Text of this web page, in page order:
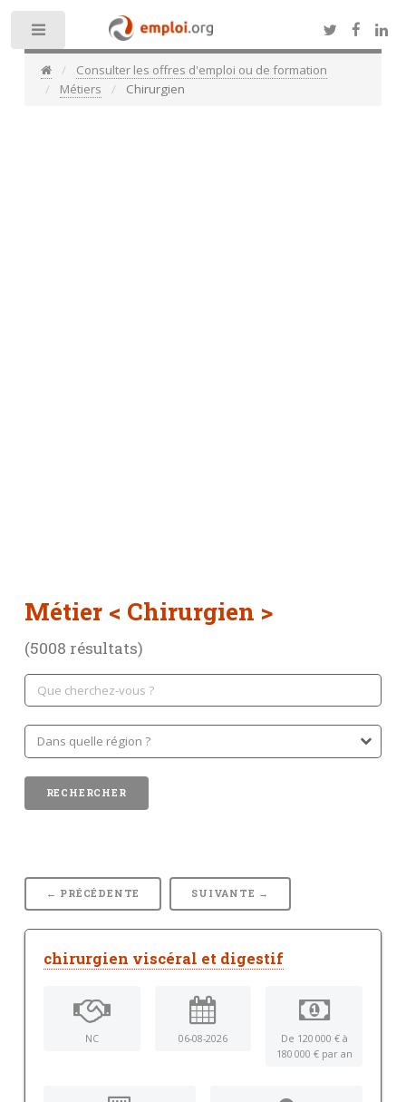
Consulter les offres d'emploi ou de formation
Métiers
Chirurgien
Métier < Chirurgien >
(5008 résultats)
← PRÉCÉDENTE SUIVANTE →
chirurgien viscéral et digestif
NC 06-08-2026
De 120 000 € à
180 000 € par an
Toggle